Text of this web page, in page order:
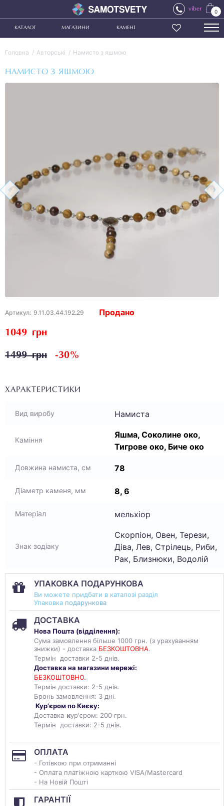
viber 0
КАТАЛОГ МАГАЗИНИ КАМЕНІ
Головна Авторські Намисто з яшмою
НАМИСТО З ЯШМОЮ
Артикул: 9.11.03.44.192.29
1049 грн
1499 грн -30%
Продано
ХАРАКТЕРИСТИКИ
Вид виробу Намиста
Каміння
Яшма, Соколине око,
Тигрове око, Биче око
Довжина намиста, см 78
Діаметр каменя, мм 8, 6
Матеріал мельхіор
Знак зодіаку
Скорпіон, Овен, Терези,
Діва, Лев, Стрілець, Риби,
Рак, Близнюки, Водолій
УПАКОВКА ПОДАРУНКОВА
Ви можете придбати в каталозі разділ
Упаковка подарункова
ДОСТАВКА
Нова Пошта (відділення):
Сума замовлення більше 1000 грн. (з урахуванням
знижки) - доставка БЕЗКОШТОВНА.
Термін доставки 2-5 днів.
Доставка на магазини мережі:
БЕЗКОШТОВНО.
Термін доставки: 2-5 днів.
Бронь замовлення: 3 дні.
Кур'єром по Києву:
Доставка кур'єром: 200 грн.
Термін доставки: 2-5 днів.
ОПЛАТА
- Готівкою при отриманні
- Оплата платіжною карткою VISA/Mastercard
- На Новій Пошті
ГАРАНТІЇ